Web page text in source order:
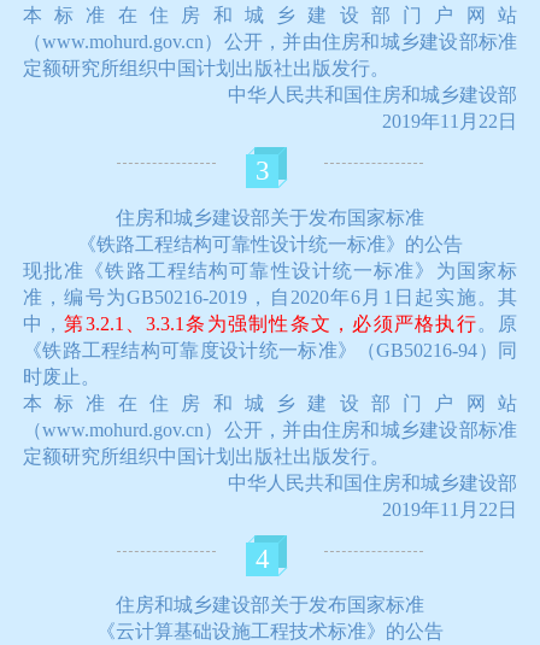
本标准在住房和城乡建设部门户网站
（www.mohurd.gov.cn）公开，并由住房和城乡建设部标准
定额研究所组织中国计划出版社出版发行。
中华人民共和国住房和城乡建设部
2019年11月22日
3
住房和城乡建设部关于发布国家标准
《铁路工程结构可靠性设计统一标准》的公告
现批准《铁路工程结构可靠性设计统一标准》为国家标
准，编号为GB50216-2019，自2020年6月1日起实施。其
中，第3.2.1、3.3.1条为强制性条文，必须严格执行。原
《铁路工程结构可靠度设计统一标准》（GB50216-94）同
时废止。
本标准在住房和城乡建设部门户网站
（www.mohurd.gov.cn）公开，并由住房和城乡建设部标准
定额研究所组织中国计划出版社出版发行。
中华人民共和国住房和城乡建设部
2019年11月22日
4
住房和城乡建设部关于发布国家标准
《云计算基础设施工程技术标准》的公告